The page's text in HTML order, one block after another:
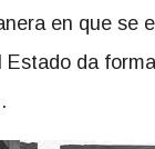
en que se
Estado da